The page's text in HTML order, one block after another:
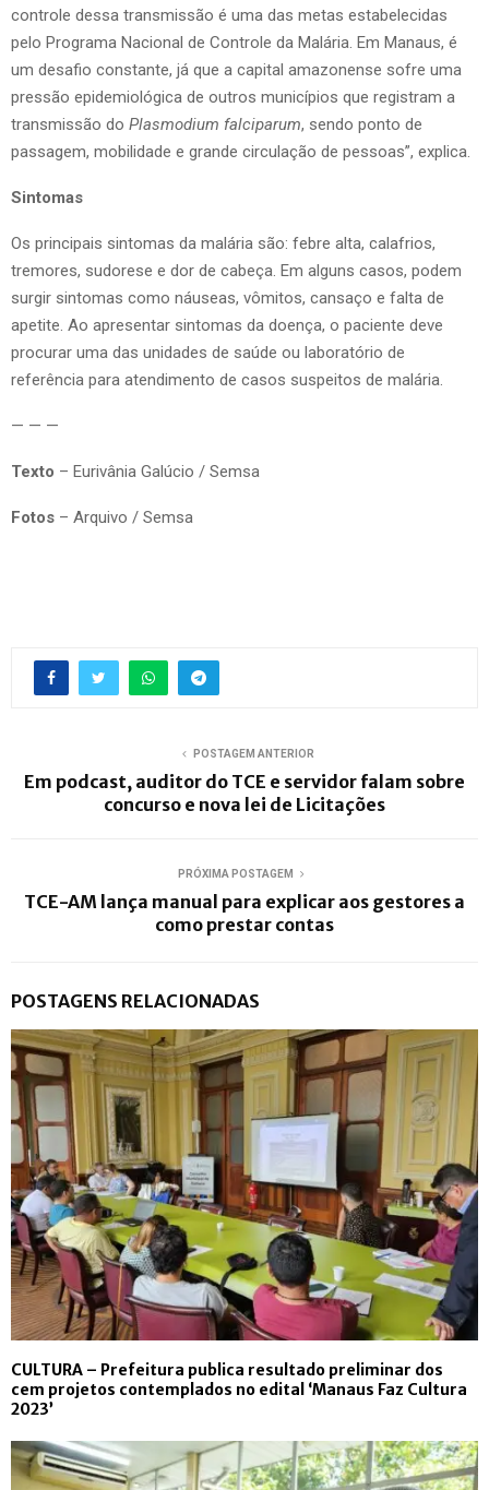
controle dessa transmissão é uma das metas estabelecidas
pelo Programa Nacional de Controle da Malária. Em Manaus, é
um desafio constante, já que a capital amazonense sofre uma
pressão epidemiológica de outros municípios que registram a
transmissão do Plasmodium falciparum, sendo ponto de
passagem, mobilidade e grande circulação de pessoas”, explica.
Sintomas
Os principais sintomas da malária são: febre alta, calafrios,
tremores, sudorese e dor de cabeça. Em alguns casos, podem
surgir sintomas como náuseas, vômitos, cansaço e falta de
apetite. Ao apresentar sintomas da doença, o paciente deve
procurar uma das unidades de saúde ou laboratório de
referência para atendimento de casos suspeitos de malária.
— — —
Texto – Eurivânia Galúcio / Semsa
Fotos – Arquivo / Semsa
POSTAGEM ANTERIOR
Em podcast, auditor do TCE e servidor falam sobre
concurso e nova lei de Licitações
PRÓXIMA POSTAGEM
TCE-AM lança manual para explicar aos gestores a
como prestar contas
POSTAGENS RELACIONADAS
CULTURA – Prefeitura publica resultado preliminar dos
cem projetos contemplados no edital ‘Manaus Faz Cultura
2023’